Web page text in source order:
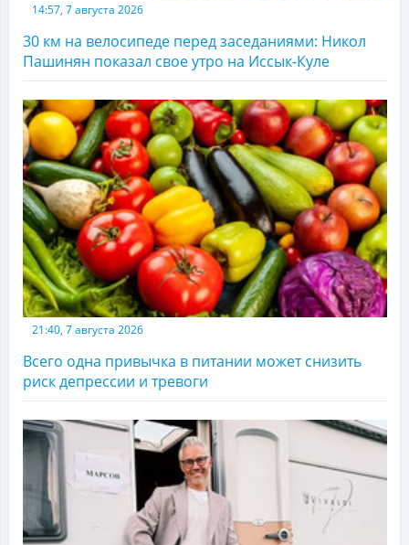
14:57, 7 августа 2026
30 км на велосипеде перед заседаниями: Никол
Пашинян показал свое утро на Иссык-Куле
21:40, 7 августа 2026
Всего одна привычка в питании может снизить
риск депрессии и тревоги